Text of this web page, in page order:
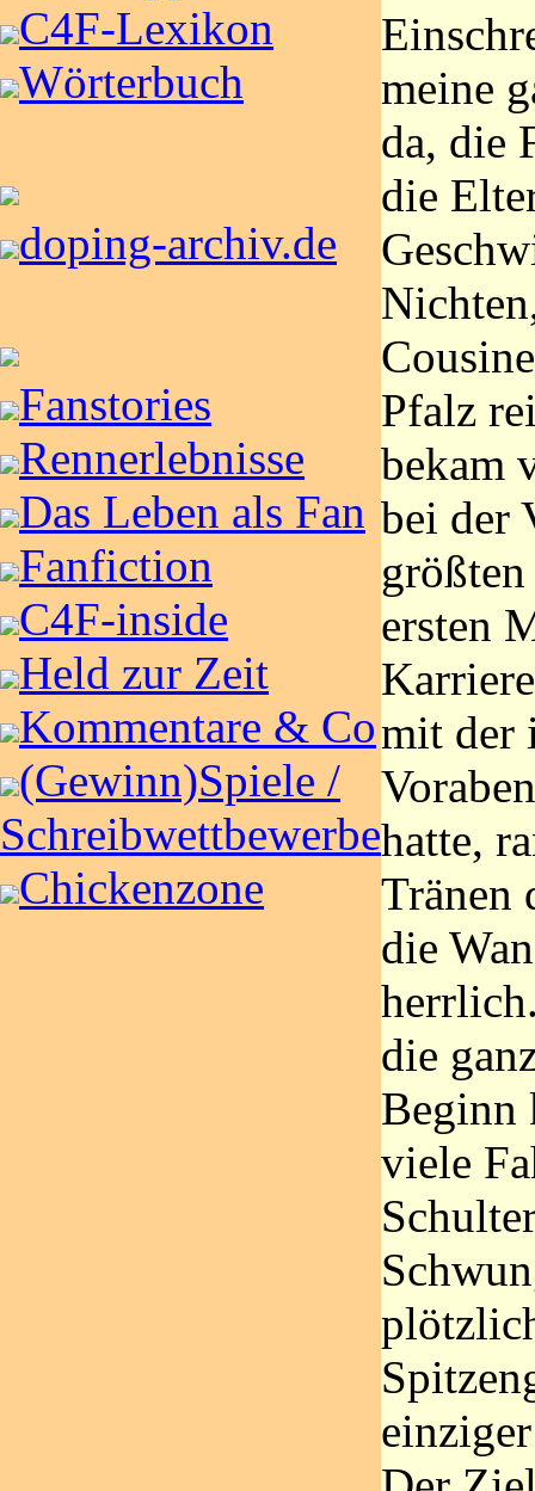
C4F-Lexikon
Wörterbuch
doping-archiv.de
Fanstories
Rennerlebnisse
Das Leben als Fan
Fanfiction
C4F-inside
Held zur Zeit
Kommentare & Co
(Gewinn)Spiele /
Schreibwettbewerbe
Chickenzone
meine
da, die
die
Pfalz
bekam
bei der
ersten
mit der
hatte,
Tränen
die
die
Beginn
viele